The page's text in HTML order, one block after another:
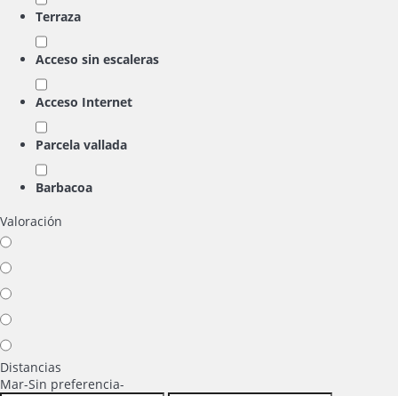
Terraza
Acceso sin escaleras
Acceso Internet
Parcela vallada
Barbacoa
Valoración
Distancias
Mar-Sin preferencia-